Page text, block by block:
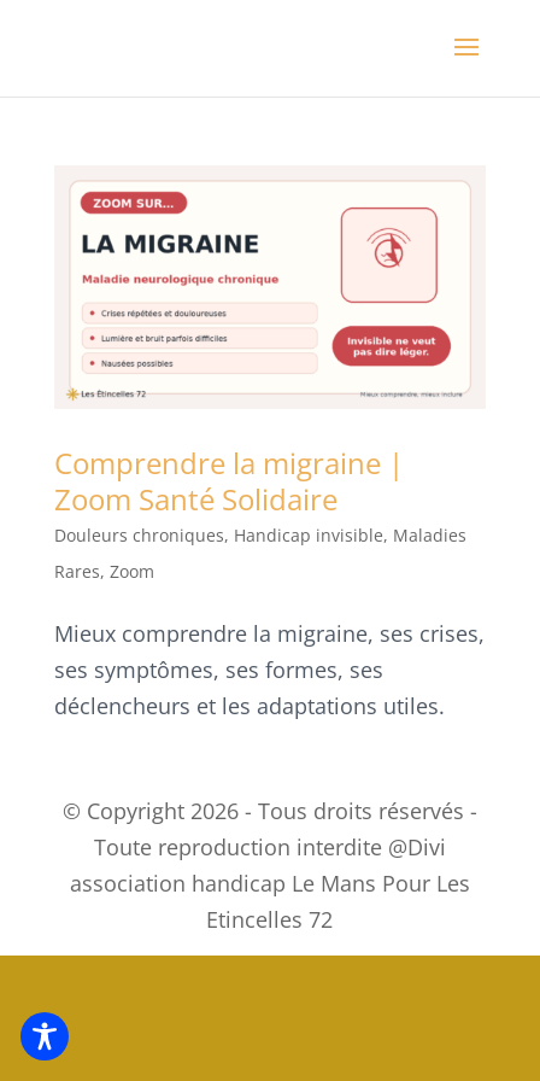
Comprendre la migraine |
Zoom Santé Solidaire
Douleurs chroniques, Handicap invisible, Maladies
Rares, Zoom
Mieux comprendre la migraine, ses crises,
ses symptômes, ses formes, ses
déclencheurs et les adaptations utiles.
© Copyright 2026 - Tous droits réservés -
Toute reproduction interdite @Divi
association handicap Le Mans Pour Les
Etincelles 72